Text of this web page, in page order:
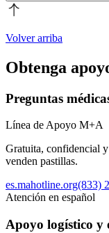
Volver arriba
Obtenga
Preguntas
Línea de Apoyo M+A
Gratuita, confidencial
venden pastillas.
es.mahotline.org(833)
Atención en español
Apoyo logístico y